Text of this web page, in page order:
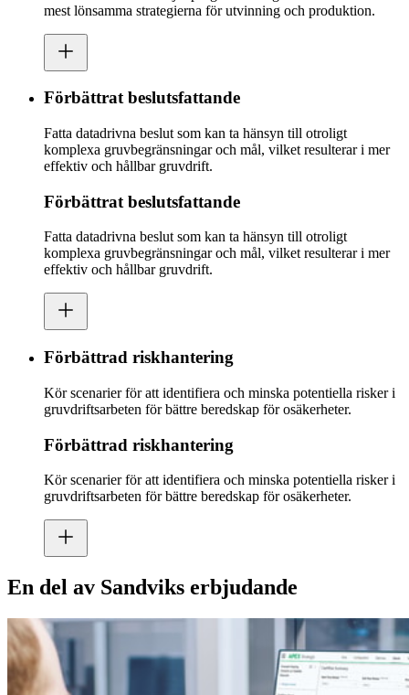
mest lönsamma strategierna för utvinning och produktion.
Förbättrat beslutsfattande
Fatta datadrivna beslut som kan ta hänsyn till otroligt
komplexa gruvbegränsningar och mål, vilket resulterar i mer
effektiv och hållbar gruvdrift.
Förbättrat beslutsfattande
Fatta datadrivna beslut som kan ta hänsyn till otroligt
komplexa gruvbegränsningar och mål, vilket resulterar i mer
effektiv och hållbar gruvdrift.
Förbättrad riskhantering
Kör scenarier för att identifiera och minska potentiella risker i
gruvdriftsarbeten för bättre beredskap för osäkerheter.
Förbättrad riskhantering
Kör scenarier för att identifiera och minska potentiella risker i
gruvdriftsarbeten för bättre beredskap för osäkerheter.
En del av Sandviks erbjudande